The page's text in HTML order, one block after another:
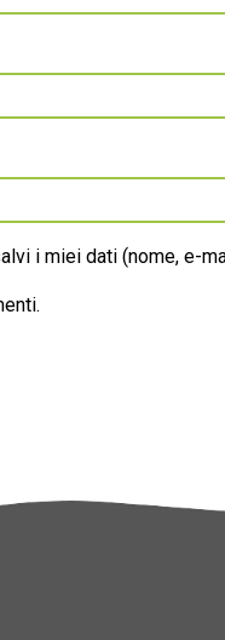
i miei dati (nome, e-